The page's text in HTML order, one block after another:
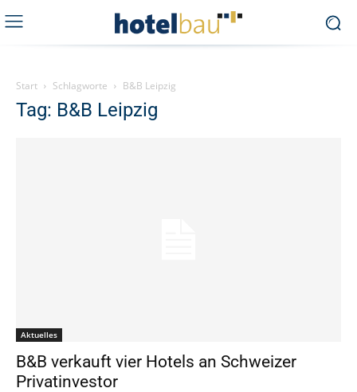
Start Schlagworte B&B Leipzig
Tag: B&B Leipzig
Aktuelles
B&B verkauft vier Hotels an Schweizer
Privatinvestor